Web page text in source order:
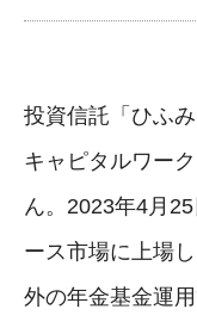
投資信託「ひふ
キャピタルワー
ん。2023年4月
ース市場に上場
外の年金基金運